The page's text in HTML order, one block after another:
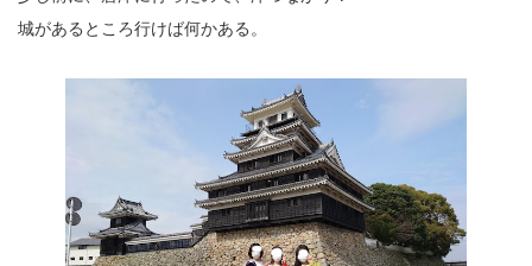
城があるところ行けば何かある。